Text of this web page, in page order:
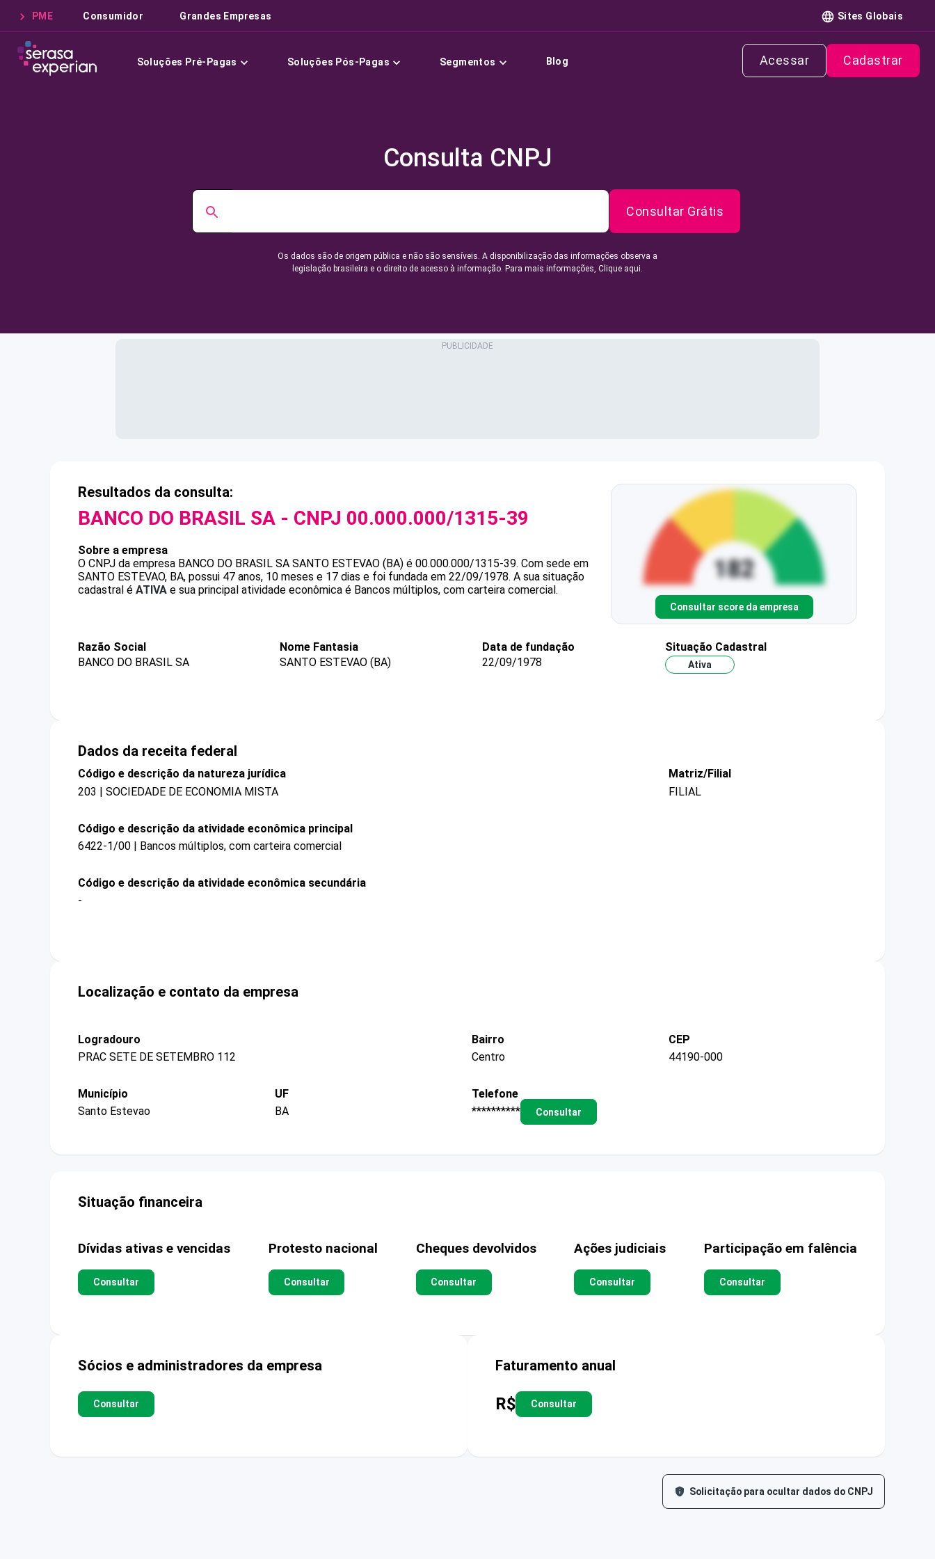
PME Consumidor Grandes Empresas Sites Globais
Soluções Pré-Pagas Soluções Pós-Pagas Segmentos Blog Acessar Cadastrar
Consulta CNPJ
Consultar Grátis
Os dados são de origem pública e não são sensíveis. A disponibilização das informações observa a
legislação brasileira e o direito de acesso à informação. Para mais informações, Clique aqui.
Resultados da consulta:
BANCO DO BRASIL SA - CNPJ 00.000.000/1315-39
Sobre a empresa
O CNPJ da empresa BANCO DO BRASIL SA SANTO ESTEVAO (BA) é 00.000.000/1315-39. Com sede em
SANTO ESTEVAO, BA, possui 47 anos, 10 meses e 17 dias e foi fundada em 22/09/1978. A sua situação
cadastral é ATIVA e sua principal atividade econômica é Bancos múltiplos, com carteira comercial.
Consultar score da empresa
Razão Social
BANCO DO BRASIL SA
Nome Fantasia
SANTO ESTEVAO (BA)
Data de fundação
22/09/1978
Situação Cadastral
Ativa
Dados da receita federal
Código e descrição da natureza jurídica
203 | SOCIEDADE DE ECONOMIA MISTA
Matriz/Filial
FILIAL
Código e descrição da atividade econômica principal
6422-1/00 | Bancos múltiplos, com carteira comercial
Código e descrição da atividade econômica secundária
-
Localização e contato da empresa
Logradouro
PRAC SETE DE SETEMBRO 112
Bairro
Centro
CEP
44190-000
Município
Santo Estevao
UF
BA
Telefone
**********
Consultar
Situação financeira
Dívidas ativas e vencidas
Consultar
Protesto nacional
Consultar
Cheques devolvidos
Consultar
Ações judiciais
Consultar
Participação em falência
Consultar
Sócios e administradores da empresa
Consultar
Faturamento anual
R$ Consultar
Solicitação para ocultar dados do CNPJ